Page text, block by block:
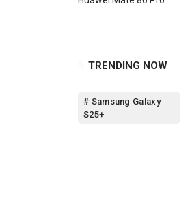
TRENDING NOW
# Samsung Galaxy
S25+